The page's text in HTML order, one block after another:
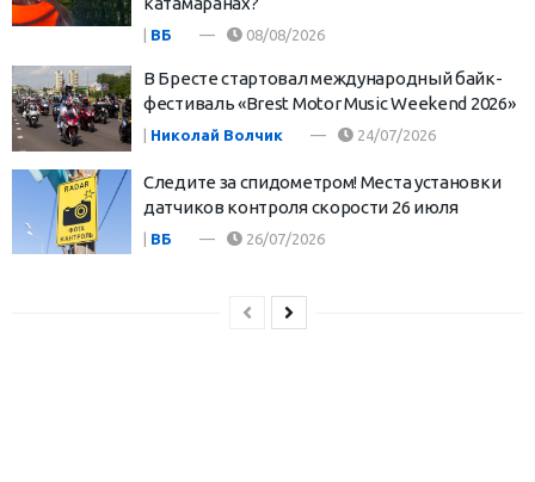
ВБ 08/08/2026
В Бресте стартовал международный байк-
фестиваль «Brest Motor Music Weekend 2026»
Николай Волчик 24/07/2026
Следите за спидометром! Места установки
датчиков контроля скорости 26 июля
| ВБ 26/07/2026